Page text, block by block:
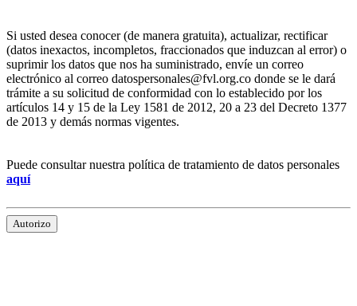
Si usted desea conocer (de manera gratuita), actualizar, rectificar
(datos inexactos, incompletos, fraccionados que induzcan al error) o
suprimir los datos que nos ha suministrado, envíe un correo
electrónico al correo datospersonales@fvl.org.co donde se le dará
trámite a su solicitud de conformidad con lo establecido por los
artículos 14 y 15 de la Ley 1581 de 2012, 20 a 23 del Decreto 1377
de 2013 y demás normas vigentes.
Puede consultar nuestra política de tratamiento de datos personales
aquí
Autorizo